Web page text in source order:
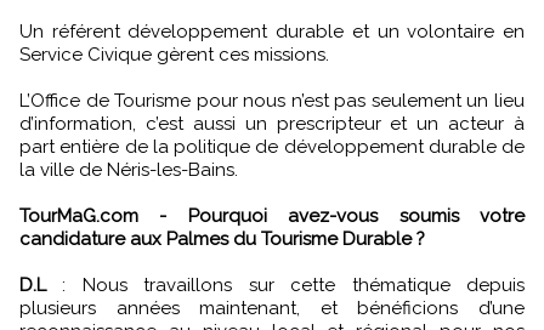
Un référent développement durable et un volontaire en
Service Civique gèrent ces missions.
L’Office de Tourisme pour nous n’est pas seulement un lieu
d’information, c’est aussi un prescripteur et un acteur à
part entière de la politique de développement durable de
la ville de Néris-les-Bains.
TourMaG.com - Pourquoi avez-vous soumis votre
candidature aux Palmes du Tourisme Durable ?
D.L: Nous travaillons sur cette thématique depuis
plusieurs années maintenant, et bénéficions d’une